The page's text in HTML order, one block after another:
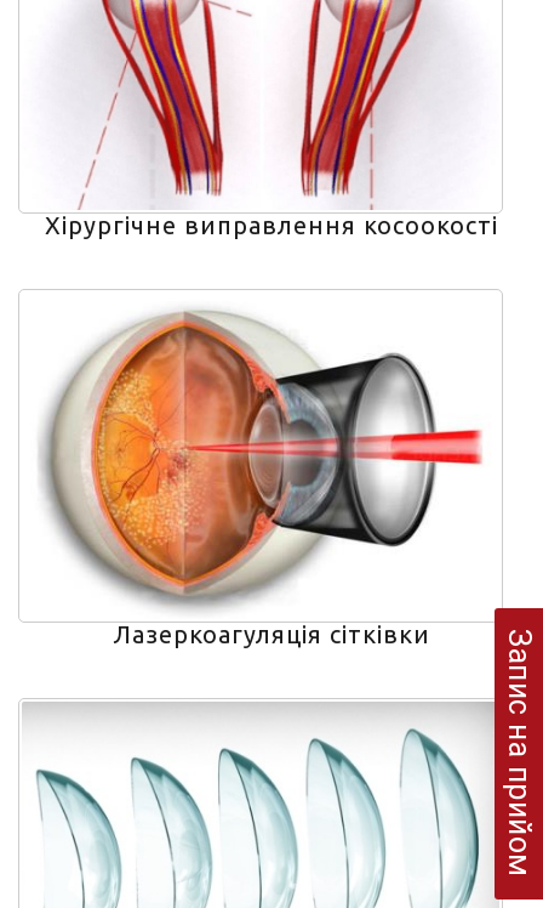
Запис на прийом
Хірургічне виправлення косоокості
Лазеркоагуляція сітківки